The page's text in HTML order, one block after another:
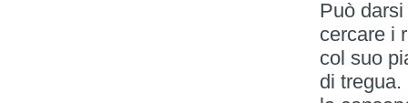
Può
cercare i
col suo
di tregua.